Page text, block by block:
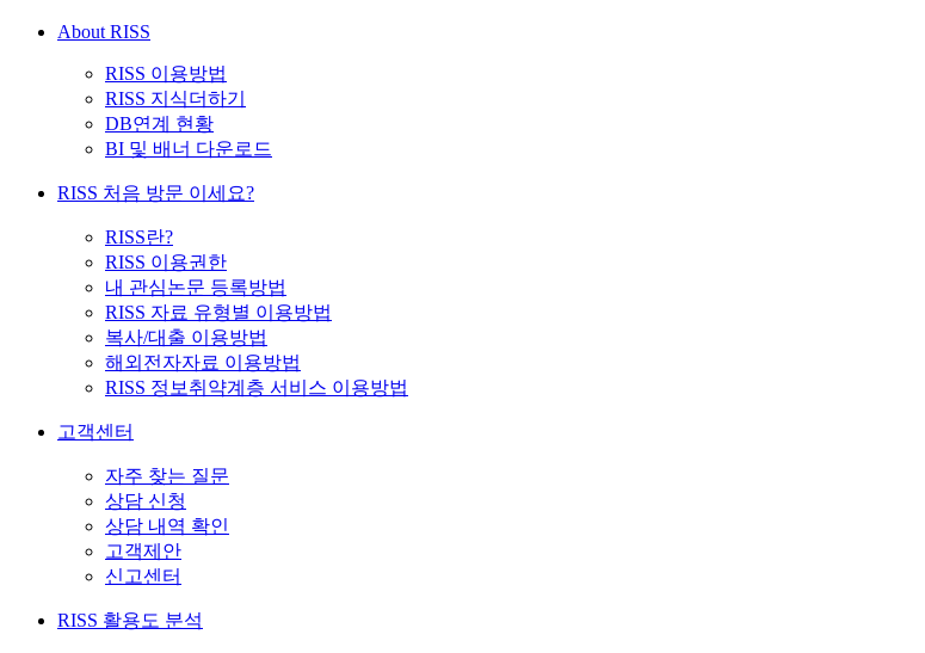
About RISS
RISS 이용방법
RISS 지식더하기
DB연계 현황
BI 및 배너 다운로드
RISS 처음 방문 이세요?
RISS란?
RISS 이용권한
내 관심논문 등록방법
RISS 자료 유형별 이용방법
복사/대출 이용방법
해외전자자료 이용방법
RISS 정보취약계층 서비스 이용방법
고객센터
자주 찾는 질문
상담 신청
상담 내역 확인
고객제안
신고센터
RISS 활용도 분석